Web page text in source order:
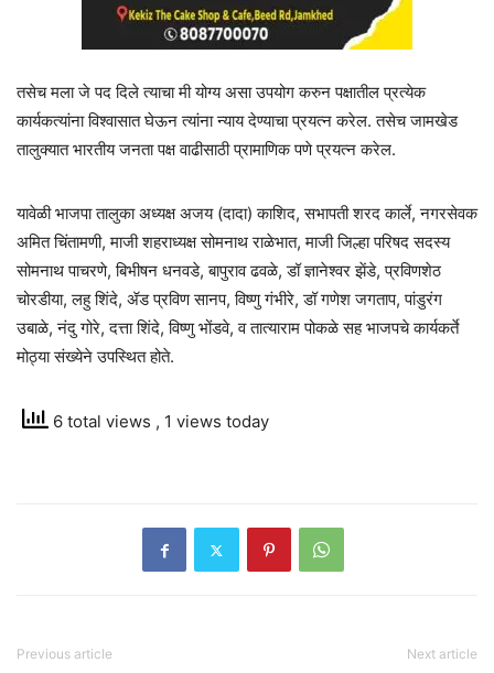
तसेच मला जे पद दिले त्याचा मी योग्य असा उपयोग करुन पक्षातील प्रत्येक
कार्यकत्यांना विश्वासात घेऊन त्यांना न्याय देण्याचा प्रयत्न करेल. तसेच जामखेड
तालुक्यात भारतीय जनता पक्ष वाढीसाठी प्रामाणिक पणे प्रयत्न करेल.
यावेळी भाजपा तालुका अध्यक्ष अजय (दादा) काशिद, सभापती शरद कार्ले, नगरसेवक
अमित चिंतामणी, माजी शहराध्यक्ष सोमनाथ राळेभात, माजी जिल्हा परिषद सदस्य
सोमनाथ पाचरणे, बिभीषन धनवडे, बापुराव ढवळे, डॉ ज्ञानेश्वर झेंडे, प्रविणशेठ
चोरडीया, लहु शिंदे, ॲड प्रविण सानप, विष्णु गंभीरे, डॉ गणेश जगताप, पांडुरंग
उबाळे, नंदु गोरे, दत्ता शिंदे, विष्णु भोंडवे, व तात्याराम पोकळे सह भाजपचे कार्यकर्ते
मोठ्या संख्येने उपस्थित होते.
6 total views , 1 views today
Previous article Next article